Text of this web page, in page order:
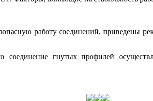
работу соединений, приведены
гнутых профилей